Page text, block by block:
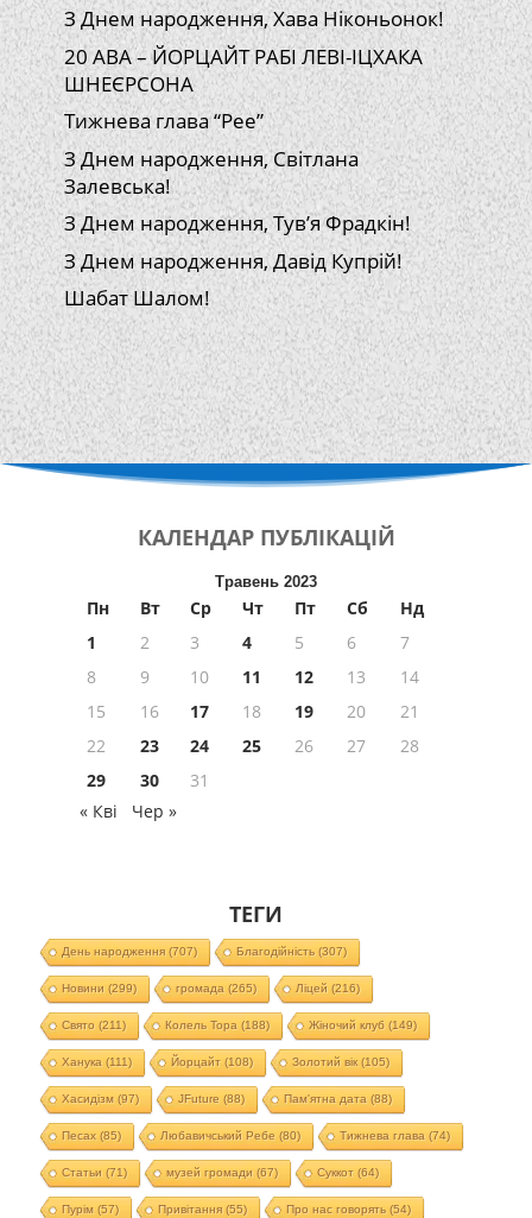
З Днем народження, Хава Ніконьонок!
20 АВА – ЙОРЦАЙТ РАБІ ЛЕВІ-ІЦХАКА
ШНЕЄРСОНА
Тижнева глава “Рее”
З Днем народження, Світлана
Залевська!
З Днем народження, Тув’я Фрадкін!
З Днем народження, Давід Купрій!
Шабат Шалом!
КАЛЕНДАР ПУБЛІКАЦІЙ
Травень 2023
Пн Вт Ср Чт Пт Сб
Нд
1
2 3 4 5 6
7
8
9 10 11 12 13
14
15
16 17 18 19 20
21
22
23 24 25 26 27
28
29
30
31
« Кві
Чер »
ТЕГИ
День народження(707) Благодійність (307)
Новини (299) громада (265) Ліцей (216)
Свято (211) Колель Тора (188) Жіночий клуб (149)
Ханука (111) Йорцайт (108) Золотий вік(105)
Хасидізм (97) JFuture (88) Пам'ятна дата (88)
Песах(85) Любавичський Ребе (80) Тижнева глава (74)
Статьи (71) музей громади (67) Суккот (64)
Пурім (57) Привітання(55) Про нас говорять (54)